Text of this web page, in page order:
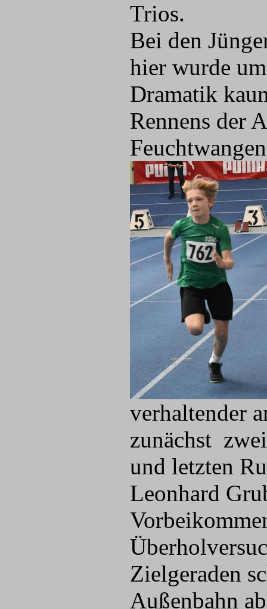
Trios.
Bei den
hier wurde
Dramatik
Rennens der
verhaltender
zunächst
und letzten
Leonhard
Zielgeraden
Außenbahn